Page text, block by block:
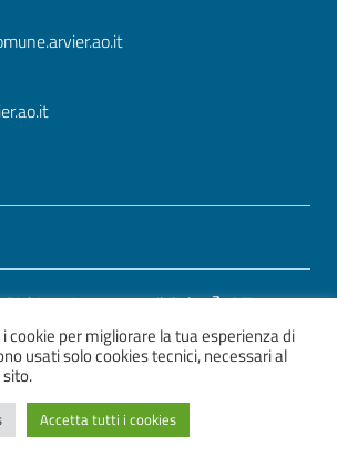
Dichiarazione accessibilità
| Tema
| Basato sul Prototipo per siti PA di
cookie per migliorare la tua esperienza di
usati solo cookies tecnici, necessari al
Accetta tutti i cookies